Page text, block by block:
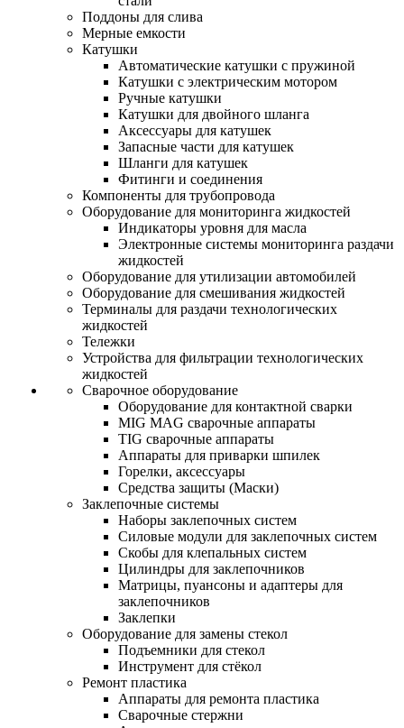
Поддоны для слива
Мерные емкости
Катушки
Автоматические катушки с пружиной
Катушки с электрическим мотором
Ручные катушки
Катушки для двойного шланга
Аксессуары для катушек
Запасные части для катушек
Шланги для катушек
Фитинги и соединения
Компоненты для трубопровода
Оборудование для мониторинга жидкостей
Индикаторы уровня для масла
Электронные системы мониторинга раздачи
жидкостей
Оборудование для утилизации автомобилей
Оборудование для смешивания жидкостей
Терминалы для раздачи технологических
жидкостей
Тележки
Устройства для фильтрации технологических
жидкостей
Сварочное оборудование
Оборудование для контактной сварки
MIG MAG сварочные аппараты
TIG сварочные аппараты
Аппараты для приварки шпилек
Горелки, аксессуары
Средства защиты (Маски)
Заклепочные системы
Наборы заклепочных систем
Силовые модули для заклепочных систем
Скобы для клепальных систем
Цилиндры для заклепочников
Матрицы, пуансоны и адаптеры для
заклепочников
Заклепки
Оборудование для замены стекол
Подъемники для стекол
Инструмент для стёкол
Ремонт пластика
Аппараты для ремонта пластика
Сварочные стержни